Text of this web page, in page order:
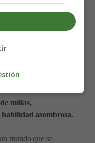
océano,
en un sueño
millas,
asombrosa.
mundo que se